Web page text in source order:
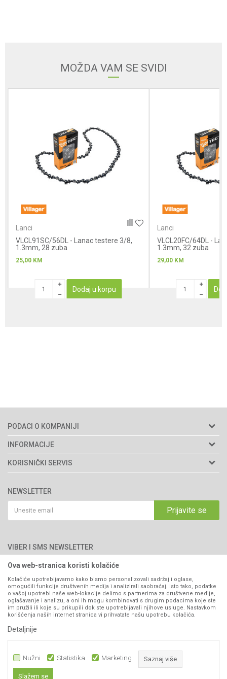
Anti-spam zaštita - izračunajte koliko je 6 - 1 :
MOŽDA VAM SE SVIDI
Lanci
VLCL91SC/56DL - Lanac testere 3/8,
1.3mm, 28 zuba
25,00 KM
Dodaj u korpu
Lanci
VLCL20FC/64DL -
1.3mm, 32 zuba
29,00 KM
PODACI O KOMPANIJI
Agromarket d.o.o.
Matični broj: 11003826
76300 Bijeljina
066/44-99-00
INFORMACIJE
O nama
Brendovi
Katalozi
Saradnja
Kontakt
KORISNIČKI SERVIS
Politika privatnosti
Kako kupiti
Isporuka
Pravo na odustajanje
Reklamacije
Povraćaj sredstava
Zamjena artikala
Plaćanje karticama
NEWSLETTER
Prijavite se
VIBER I SMS NEWSLETTER
PRATITE NAS
Ova web-stranica koristi kolačiće
Kolačiće upotrebljavamo kako bismo personalizovali sadržaj i oglase,
omogućili funkcije društvenih medija i analizirali saobraćaj. Isto tako, podatke
o vašoj upotrebi naše web-lokacije delimo s partnerima za društvene medije,
oglašavanje i analizu, a oni ih mogu kombinovati s drugim podacima koje ste
im pružili ili koje su prikupili dok ste upotrebljavali njihove usluge. Nastavkom
korišćenja naših internet stranica vi prihvatate našu upotrebu kolačića.
Detaljnije
Nužni Statistika Marketing Saznaj više
Slažem se